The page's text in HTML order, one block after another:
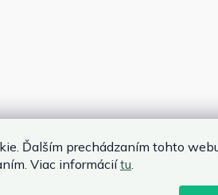
Ďalším prechádzaním tohto
Viac informáciítu.